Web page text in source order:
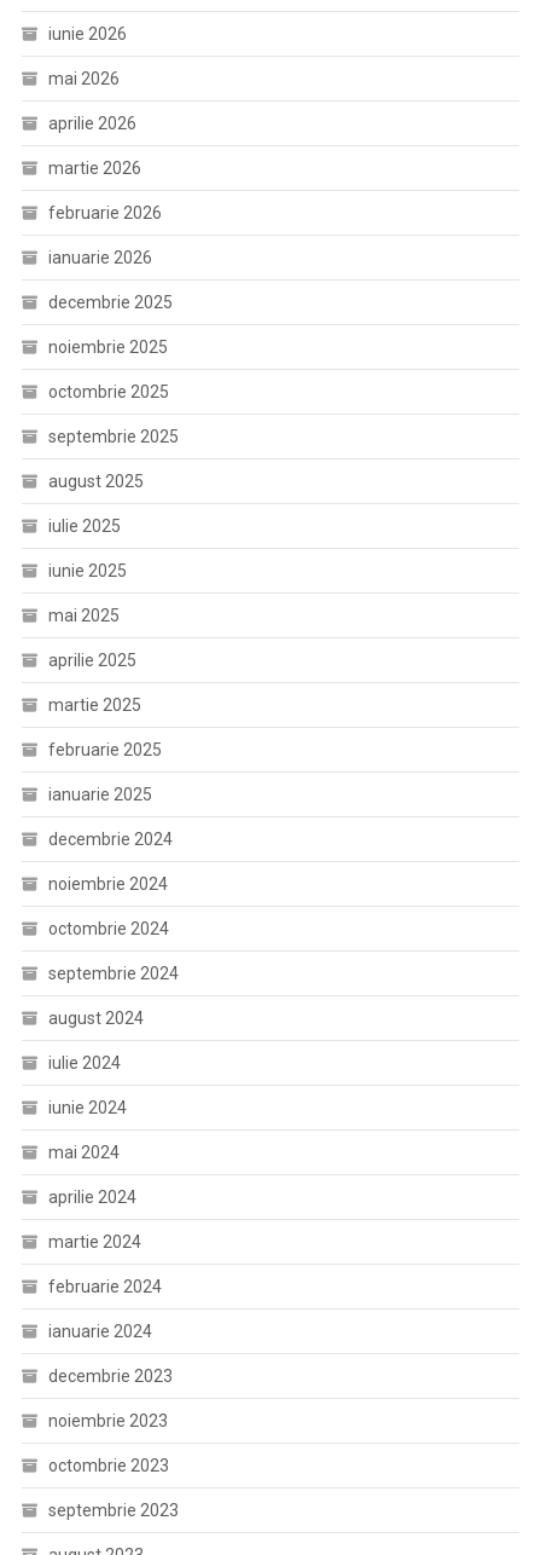
iunie 2026
mai 2026
aprilie 2026
martie 2026
februarie 2026
ianuarie 2026
decembrie 2025
noiembrie 2025
octombrie 2025
septembrie 2025
august 2025
iulie 2025
iunie 2025
mai 2025
aprilie 2025
martie 2025
februarie 2025
ianuarie 2025
decembrie 2024
noiembrie 2024
octombrie 2024
septembrie 2024
august 2024
iulie 2024
iunie 2024
mai 2024
aprilie 2024
martie 2024
februarie 2024
ianuarie 2024
decembrie 2023
noiembrie 2023
octombrie 2023
septembrie 2023